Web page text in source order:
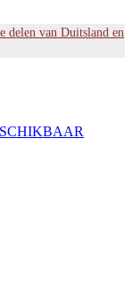
van Duitsland en